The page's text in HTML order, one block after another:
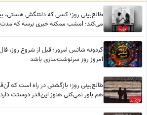
طالع‌بینی روز؛ کسی که دلتنگش هستی،
می‌کند؛ امشب ممکنه خبری برسه که
گردونه شانس امروز؛ قبل از شروع روز،
امروز روز سرنوشت‌سازی باشد
طالع‌بینی روز؛ بازگشتی در راه است که
هم باور نمی‌کنی هنوز این‌قدر دوستت